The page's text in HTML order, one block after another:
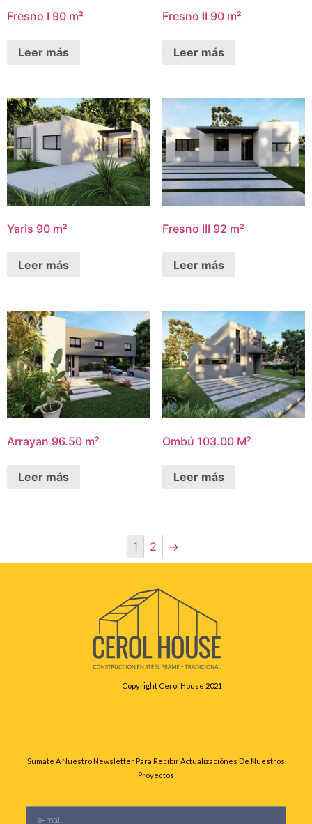
Fresno I 90 m²
Leer más
Fresno II 90 m²
Leer más
Yaris 90 m²
Leer más
Fresno III 92 m²
Leer más
Arrayan 96.50 m²
Leer más
Ombú 103.00 M²
Leer más
1 2 →
Copyright Cerol House 2021
Sumate A Nuestro Newsletter Para Recibir Actualizaciónes De Nuestros
Proyectos